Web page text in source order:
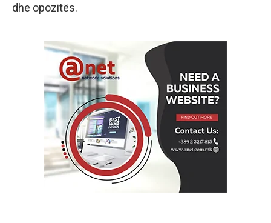
dhe opozitës.